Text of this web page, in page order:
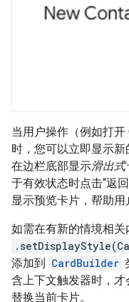
当用户操作（例如打
时，您可以立即显示
在边栏底部显示滑出
于有效状态时点击“返
显示预览卡片，帮助用
如需在有新的情境相
添加到 CardBuilder
含上下文触发器时，
替换当前卡片。